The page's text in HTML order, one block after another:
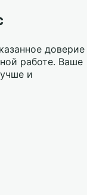
доверие
работе. Ваше
и